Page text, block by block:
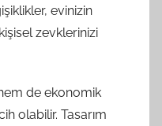
evinizin
kişisel zevklerinizi
de ekonomik
olabilir. Tasarım